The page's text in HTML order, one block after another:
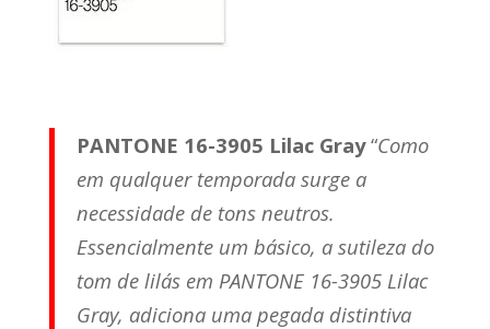
PANTONE 16-3905 Lilac Gray“Como
em qualquer temporada surge a
necessidade de tons neutros.
Essencialmente um básico, a sutileza do
tom de lilás em PANTONE 16-3905 Lilac
Gray, adiciona uma pegada distintiva